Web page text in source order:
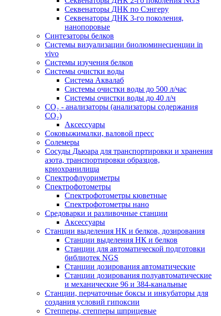
Секвенаторы ДНК по Сэнгеру
Секвенаторы ДНК 3-го поколения,
нанопоровые
Синтезаторы белков
Системы визуализации биолюминесценции in
vivo
Системы изучения белков
Системы очистки воды
Система Аквалаб
Системы очистки воды до 500 л/час
Системы очистки воды до 40 л/ч
СО₂ - анализаторы (анализаторы содержания
СО₂)
Аксессуары
Соковыжималки, валовой пресс
Солемеры
Сосуды Дьюара для транспортировки и хранения
азота, транспортировки образцов,
криохранилища
Спектрофлуориметры
Спектрофотометры
Спектрофотометры кюветные
Спектрофотометры нано
Средоварки и разливочные станции
Аксессуары
Станции выделения НК и белков, дозирования
Станции выделения НК и белков
Станции для автоматической подготовки
библиотек NGS
Станции дозирования автоматические
Станции дозирования полуавтоматические
и механические 96 и 384-канальные
Станции, перчаточные боксы и инкубаторы для
создания условий гипоксии
Степперы, степперы шприцевые